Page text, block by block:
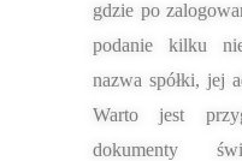
gdzie po
podanie kilku
nazwa spółki, jej
Warto jest
dokumenty